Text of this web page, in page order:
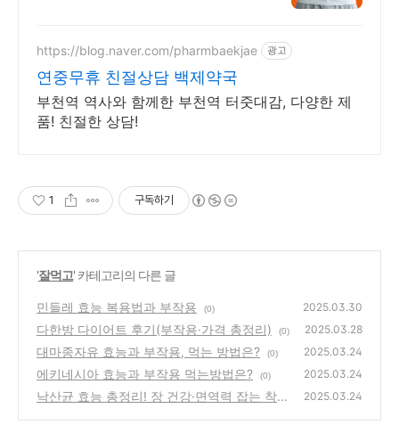
https://blog.naver.com/pharmbaekjae 광고
연중무휴 친절상담 백제약국
부천역 역사와 함께한 부천역 터줏대감, 다양한 제
품! 친절한 상담!
1 구독하기
'잘먹고' 카테고리의 다른 글
민들레 효능 복용법과 부작용 (0) 2025.03.30
다한방 다이어트 후기(부작용·가격 총정리) (0) 2025.03.28
대마종자유 효능과 부작용, 먹는 방법은? (0) 2025.03.24
에키네시아 효능과 부작용 먹는방법은? (0) 2025.03.24
낙산균 효능 총정리! 장 건강·면역력 잡는 착한
2025.03.24